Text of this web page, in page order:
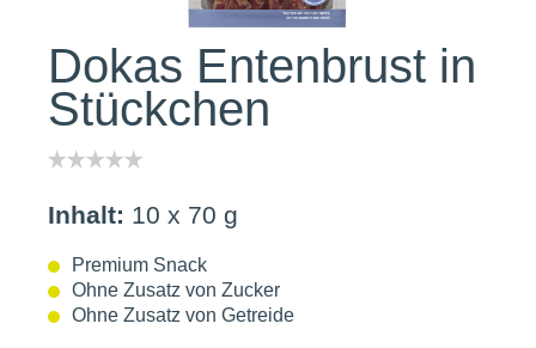
Dokas Entenbrust in
Stückchen
Inhalt: 10 x 70 g
Premium Snack
Ohne Zusatz von Zucker
Ohne Zusatz von Getreide